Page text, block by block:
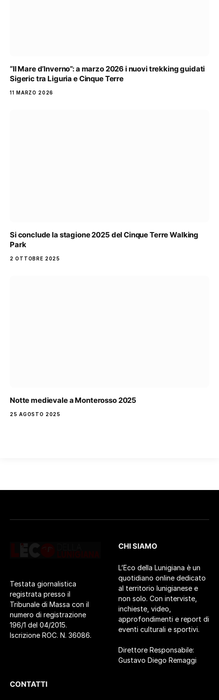
“Il Mare d’Inverno”: a marzo 2026 i nuovi trekking guidati
Sigeric tra Liguria e Cinque Terre
11 MARZO 2026
Si conclude la stagione 2025 del Cinque Terre Walking
Park
2 OTTOBRE 2025
Notte medievale a Monterosso 2025
25 AGOSTO 2025
Testata giornalistica
registrata presso il
Tribunale di Massa con il
numero di registrazione
196/1 del 04/2015.
Iscrizione ROC. N. 36086.
CHI SIAMO
L’Eco della Lunigiana è un
quotidiano online dedicato
al territorio lunigianese e
non solo. Con interviste,
inchieste, video,
approfondimenti e report di
eventi culturali e sportivi.
Direttore Responsabile:
Gustavo Diego Remaggi
CONTATTI